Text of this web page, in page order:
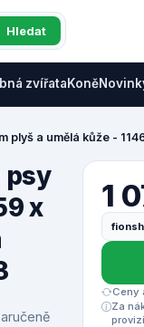
Hledat
zvířataKoně
plyš a umělá kůže -
psy
x
1
Ceny
Za